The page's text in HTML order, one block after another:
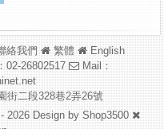
絡我們 繁體
English
02-26802517
Mail：
街二段328巷2弄26號
2026 Design byShop3500